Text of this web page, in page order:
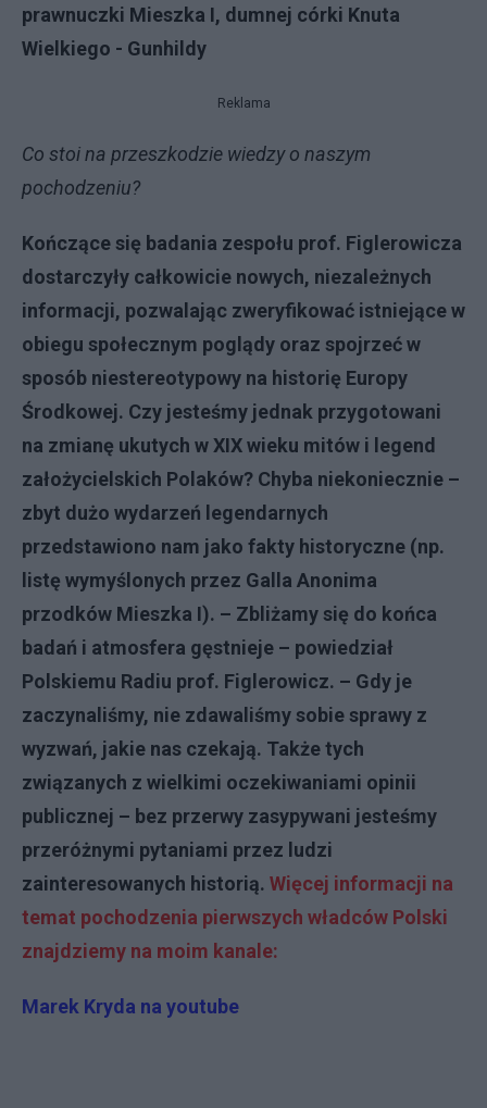
prawnuczki Mieszka I, dumnej córki Knuta
Wielkiego - Gunhildy
Reklama
Co stoi na przeszkodzie wiedzy o naszym
pochodzeniu?
Kończące się badania zespołu prof. Figlerowicza
dostarczyły całkowicie nowych, niezależnych
informacji, pozwalając zweryfikować istniejące w
obiegu społecznym poglądy oraz spojrzeć w
sposób niestereotypowy na historię Europy
Środkowej. Czy jesteśmy jednak przygotowani
na zmianę ukutych w XIX wieku mitów i legend
założycielskich Polaków? Chyba niekoniecznie –
zbyt dużo wydarzeń legendarnych
przedstawiono nam jako fakty historyczne (np.
listę wymyślonych przez Galla Anonima
przodków Mieszka I). – Zbliżamy się do końca
badań i atmosfera gęstnieje – powiedział
Polskiemu Radiu prof. Figlerowicz. – Gdy je
zaczynaliśmy, nie zdawaliśmy sobie sprawy z
wyzwań, jakie nas czekają. Także tych
związanych z wielkimi oczekiwaniami opinii
publicznej – bez przerwy zasypywani jesteśmy
przeróżnymi pytaniami przez ludzi
zainteresowanych historią. Więcej informacji na
temat pochodzenia pierwszych władców Polski
znajdziemy na moim kanale:
Marek Kryda na youtube